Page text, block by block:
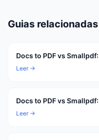
Guias relacionadas
Docs to PDF vs
Leer →
Docs to PDF vs
Leer →